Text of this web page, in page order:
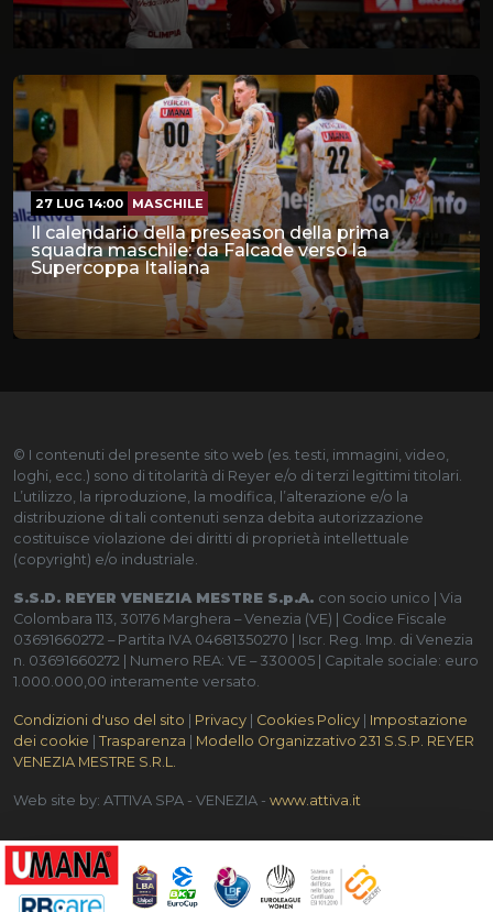
Il calendario della preseason della prima
squadra maschile: da Falcade verso la
Supercoppa Italiana
27 LUG 14:00 MASCHILE
© I contenuti del presente sito web (es. testi, immagini, video,
loghi, ecc.) sono di titolarità di Reyer e/o di terzi legittimi titolari.
L’utilizzo, la riproduzione, la modifica, l’alterazione e/o la
distribuzione di tali contenuti senza debita autorizzazione
costituisce violazione dei diritti di proprietà intellettuale
(copyright) e/o industriale.
S.S.D. REYER VENEZIA MESTRE S.p.A. con socio unico | Via
Colombara 113, 30176 Marghera – Venezia (VE) | Codice Fiscale
03691660272 – Partita IVA 04681350270 | Iscr. Reg. Imp. di Venezia
n. 03691660272 | Numero REA: VE – 330005 | Capitale sociale: euro
1.000.000,00 interamente versato.
Condizioni d'uso del sito Privacy Cookies Policy
Impostazione
dei cookie
Trasparenza
Modello Organizzativo 231 S.S.P. REYER
VENEZIA MESTRE S.R.L.
Web site by: ATTIVA SPA - VENEZIA - www.attiva.it